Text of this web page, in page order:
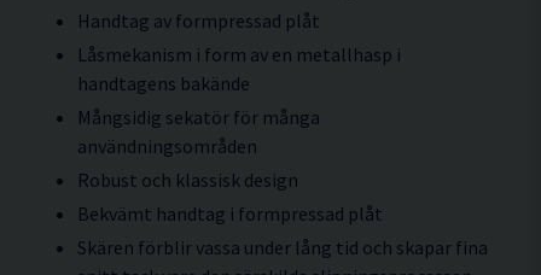
Handtag av formpressad plåt
Låsmekanism i form av en metallhasp i
handtagens bakände
Mångsidig sekatör för många
användningsområden
Robust och klassisk design
Bekvämt handtag i formpressad plåt
Skären förblir vassa under lång tid och skapar fina